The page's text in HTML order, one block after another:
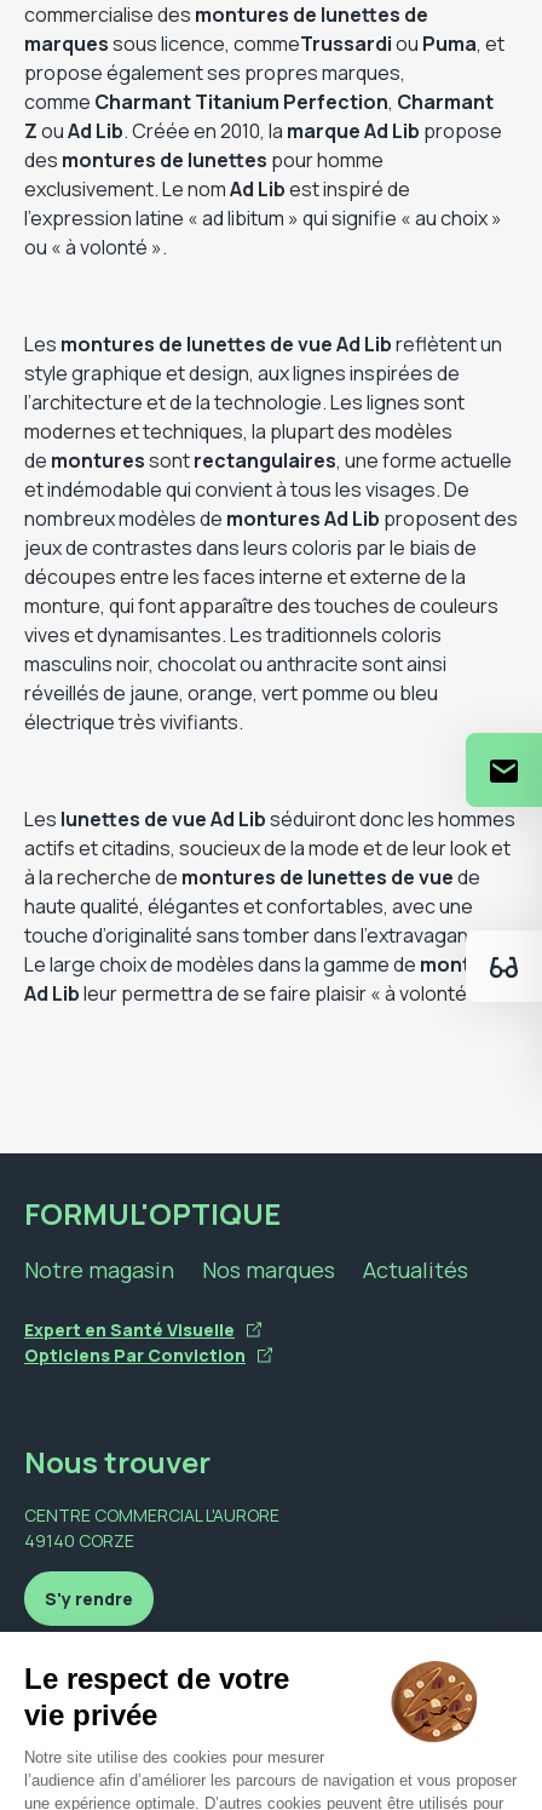
commercialise des montures de lunettes de
marquessous licence, commeTrussardiou Puma, et
propose également ses propres marques,
comme Charmant Titanium Perfection, Charmant
ZouAd Lib. Créée en 2010, la marque Ad Lib propose
des montures de lunettes pour homme
exclusivement. Le nomAd Libest inspiré de
l’expression latine « ad libitum » qui signifie « au choix »
ou « à volonté ».
Les montures de lunettes de vueAd Libreflètent un
style graphique et design, aux lignes inspirées de
l’architecture et de la technologie. Les lignes sont
modernes et techniques, la plupart des modèles
de monturessontrectangulaires, une forme actuelle
et indémodable qui convient à tous les visages. De
nombreux modèles de montures Ad Lib proposent des
jeux de contrastes dans leurs coloris par le biais de
découpes entre les faces interne et externe de la
monture, qui font apparaître des touches de couleurs
vives et dynamisantes. Les traditionnels coloris
masculins noir, chocolat ou anthracite sont ainsi
réveillés de jaune, orange, vert pomme ou bleu
électrique très vivifiants.
Les lunettes de vueAd Libséduiront donc les hommes
actifs et citadins, soucieux de la mode et de leur look et
à la recherche de montures de lunettes de vuede
haute qualité, élégantes et confortables, avec une
touche d’originalité sans tomber dans l’extravagance.
Le large choix de modèles dans la gamme de montures
Ad Libleur permettra de se faire plaisir « à volonté » !
FORMUL'OPTIQUE
Notre magasin Nos marques Actualités
Expert en Santé Visuelle
Opticiens Par Conviction
Nous trouver
CENTRE COMMERCIAL L'AURORE
49140 CORZE
S'y rendre
Nous contacter
formuloptique@orange.fr
02 41 76 40 01